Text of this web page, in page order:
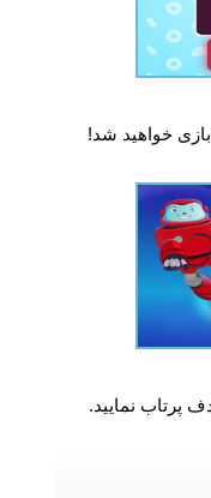
خواهید شد!
پرتاب نمایید.